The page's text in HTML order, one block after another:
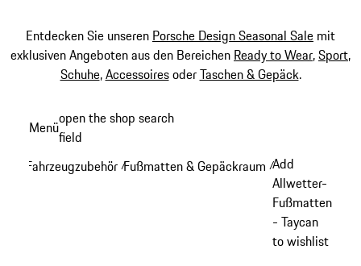
Entdecken Sie unseren Porsche Design Seasonal Sale mit
exklusiven Angeboten aus den Bereichen Ready to Wear,Sport,
Schuhe,AccessoiresoderTaschen & Gepäck.
Hauptinhalt
Menüopen the shop search
field
Fahrzeugzubehör /Fußmatten & Gepäckraum /Add
Allwetter-
Fußmatten
- Taycan
to wishlist